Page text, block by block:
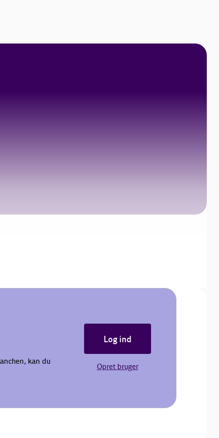
kan du
Log ind
Opret bruger